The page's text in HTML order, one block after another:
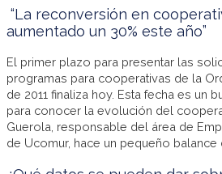
“La reconversión en
aumentado un 30% este año”
El primer plazo para presentar las
programas para cooperativas de la
de 2011 finaliza hoy. Esta fecha es un
para conocer la evolución del
Guerola, responsable del área de
de Ucomur, hace un pequeño balance